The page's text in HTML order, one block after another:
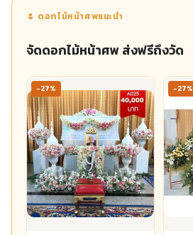
🌷 ดอกไม้หน้าศพแนะนำ
จัดดอกไม้หน้าศพ ส่งฟรีถึงวัด
-27% -27%